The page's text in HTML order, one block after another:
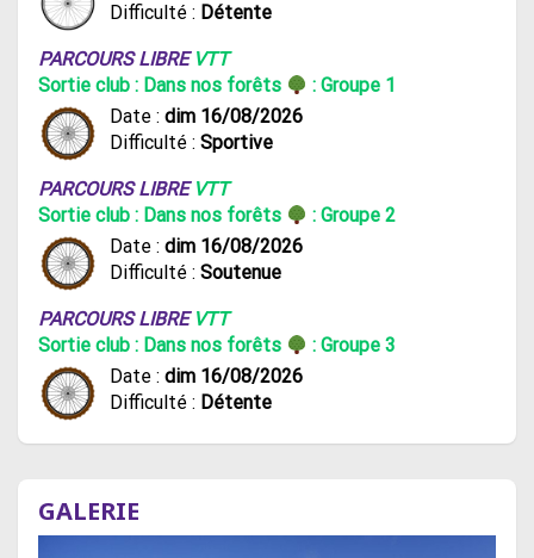
Difficulté : Détente
PARCOURS LIBRE VTT
Sortie club : Dans nos forêts
: Groupe 1
Date : dim 16/08/2026
Difficulté : Sportive
PARCOURS LIBRE VTT
Sortie club : Dans nos forêts
: Groupe 2
Date : dim 16/08/2026
Difficulté : Soutenue
PARCOURS LIBRE VTT
Sortie club : Dans nos forêts
: Groupe 3
Date : dim 16/08/2026
Difficulté : Détente
GALERIE